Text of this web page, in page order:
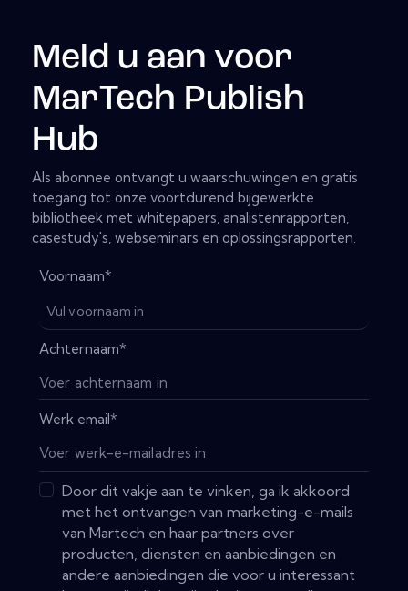
Meld u aan voor
MarTech Publish
Hub
Als abonnee ontvangt u waarschuwingen en gratis
toegang tot onze voortdurend bijgewerkte
bibliotheek met whitepapers, analistenrapporten,
casestudy's, webseminars en oplossingsrapporten.
Voornaam*
Achternaam*
Werk email*
Door dit vakje aan te vinken, ga ik akkoord
met het ontvangen van marketing-e-mails
van Martech en haar partners over
producten, diensten en aanbiedingen en
andere aanbiedingen die voor u interessant